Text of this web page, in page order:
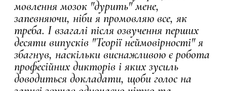
мовлення мозок "дурить" мене,
запевняючи, ніби я промовляю все, як
треба. І взагалі після озвучення перших
десяти випусків "Теорії неймовірності" я
збагнув, наскільки виснажливою є робота
професійних дикторів і яких зусиль
доводиться докладати, щоби голос на